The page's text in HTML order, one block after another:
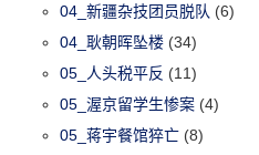
04_新疆杂技团员脱队 (6)
04_耿朝晖坠楼 (34)
05_人头税平反 (11)
05_渥京留学生惨案 (4)
05_蒋宇餐馆猝亡 (8)